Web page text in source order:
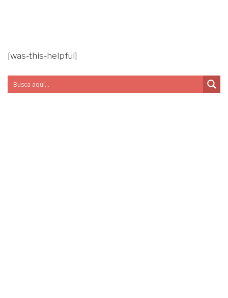
[was-this-helpful]